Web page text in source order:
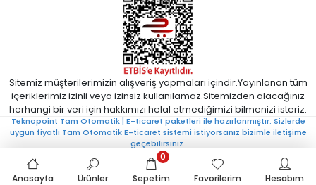
Sitemiz müşterilerimizin alışveriş yapmaları içindir.Yayınlanan tüm
içeriklerimiz izinli veya izinsiz kullanılamaz.Sitemizden alacağınız
herhangi bir veri için hakkımızı helal etmediğimizi bilmenizi isteriz.
Anasayfa Ürünler Sepetim
0
Favorilerim
Hesabım
Teknopoint Tam Otomatik | E-ticaret paketleri ile hazırlanmıştır. Sizlerde
uygun fiyatlı Tam Otomatik E-ticaret sistemi istiyorsanız bizimle iletişime
geçebilirsiniz.